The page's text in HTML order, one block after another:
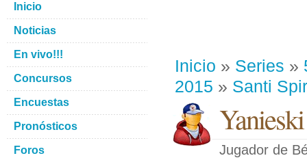
Inicio » Series »
2015 » Santi
Jugador de
Inicio
Noticias
En vivo!!!
Concursos
Encuestas
Pronósticos
Foros